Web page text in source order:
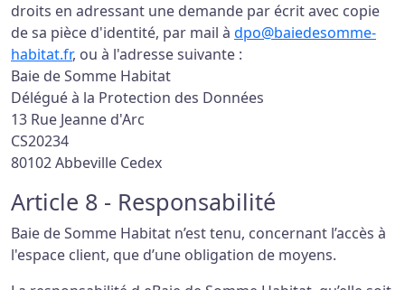
droits en adressant une demande par écrit avec copie
de sa pièce d'identité, par mail à dpo@baiedesomme-
habitat.fr, ou à l'adresse suivante :
Baie de Somme Habitat
Délégué à la Protection des Données
13 Rue Jeanne d'Arc
CS20234
80102 Abbeville Cedex
Article 8 - Responsabilité
Baie de Somme Habitat n’est tenu, concernant l’accès à
l'espace client, que d’une obligation de moyens.